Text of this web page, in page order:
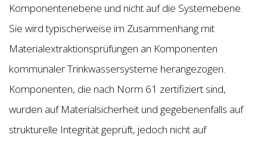
Komponentenebene und nicht auf die Systemebene.
Sie wird typischerweise im Zusammenhang mit
Materialextraktionsprüfungen an Komponenten
kommunaler Trinkwassersysteme herangezogen.
Komponenten, die nach Norm 61 zertifiziert sind,
wurden auf Materialsicherheit und gegebenenfalls auf
strukturelle Integrität geprüft, jedoch nicht auf